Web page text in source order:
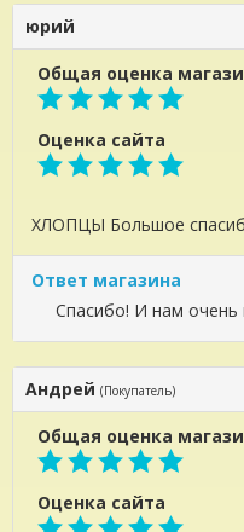
юрий
Общая оценка
Оценка сайта
ХЛОПЦЫ Большое
Ответ магазина
Спасибо! И нам очень
Андрей (Покупатель)
Общая оценка
Оценка сайта